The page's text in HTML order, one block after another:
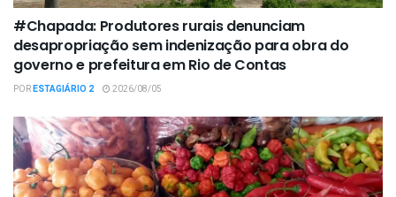
#Chapada: Produtores rurais denunciam
desapropriação sem indenização para obra do
governo e prefeitura em Rio de Contas
PORESTAGIÁRIO 2 2026/08/05